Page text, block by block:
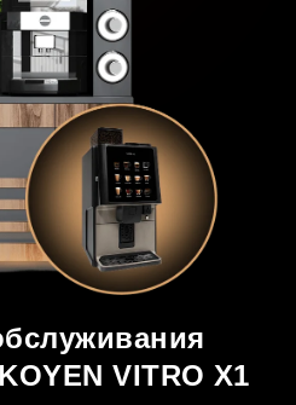
VITRO X1